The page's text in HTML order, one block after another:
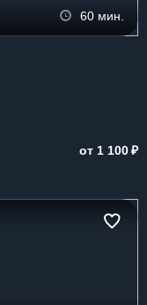
60 мин.
от 1 100₽